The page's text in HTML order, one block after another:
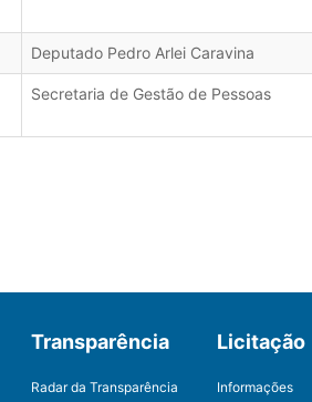
Deputado Pedro Arlei Caravina
Secretaria de Gestão de Pessoas
Transparência
Radar da Transparência
Licitação
Informações